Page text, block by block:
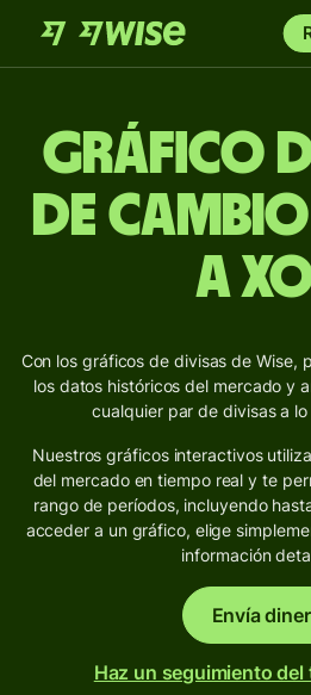
Gráfico
de
a
Con los gráficos de divisas de Wise,
los datos históricos del mercado y
cualquier par de divisas a
Nuestros gráficos interactivos
del mercado en tiempo real y te
rango de períodos, incluyendo
acceder a un gráfico, elige
información
Envía
Haz un seguimiento del